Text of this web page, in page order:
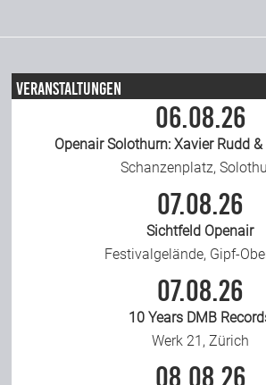
Veranstaltungen
06.08.26
Openair Solothurn: Xavier Rudd
Schanzenplatz,
07.08.26
Sichtfeld Openair
Festivalgelände, Gipf-
07.08.26
10 Years DMB
Werk 21, Zürich
08.08.26